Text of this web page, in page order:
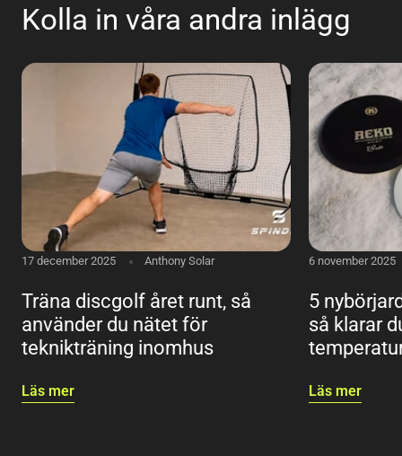
Kolla in våra andra inlägg
17 december 2025 Anthony Solar
Träna discgolf året runt, så
använder du nätet för
teknikträning inomhus
Läs mer
6 november 2025
5
så klarar
Läs mer